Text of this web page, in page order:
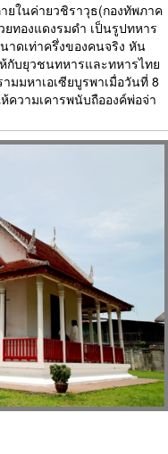
ายในค่ายวชิราวุธ(กองทัพภาค
ทองแดงรมดำ เป็นรูปทหาร
าดเท่าครึ่งของคนจริง หัน
กับยุวชนทหารและทหารไทย
มหาเอเซียบูรพาเมื่อวันที่ 8
วามเคารพนับถือองค์พ่อจ่า